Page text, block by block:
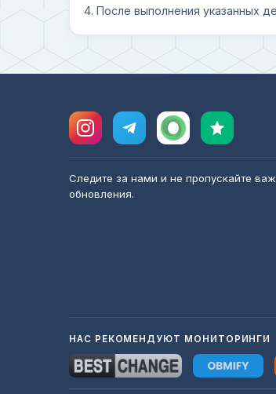
4. После выполнения указанных
Следите за нами и не пропускайте
обновления.
НАС РЕКОМЕНДУЮТ МОНИТОРИНГИ